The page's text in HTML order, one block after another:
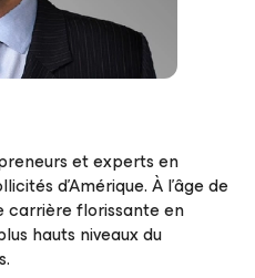
et experts en
d’Amérique. À l’âge de
carrière florissante en
hauts niveaux du